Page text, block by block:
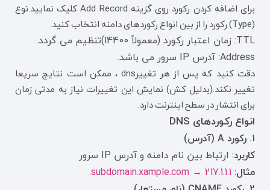
برای اضافه کردن رکورد روی گزینه Add Record کلیک نمایید.نوع
(Type) رکورد را از بین انواع رکوردهای دامنه انتخاب کنید.
TTL: زمان اعتبار رکورد (معمولاً 14400)تنظیم می گردد.
Address: آدرس IP سرور می باشد.
دقت کنید که پس از هر تغییرdns ، ممکن است نتایج سریعا
تغییر نکند.(بدلیل کش) نمایش این تغییرات نیاز به مدتی زمان
برای انتشار در سطح اینترنت دارد.
انواع رکوردهای DNS
1. رکورد A (آدرس)
کاربرد: ارتباط بین نام دامنه و آدرس IP سرور
مثال:
subdomain.xample.com → 217.1.1.1.